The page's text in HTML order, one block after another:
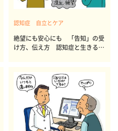
認知症 自立とケア
絶望にも安心にも 「告知」の受
け方、伝え方 認知症と生きるに